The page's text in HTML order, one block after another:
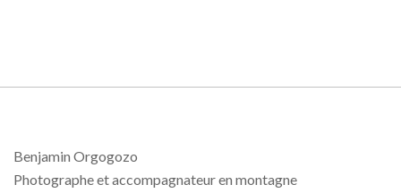
Benjamin Orgogozo
Photographe et accompagnateur en montagne